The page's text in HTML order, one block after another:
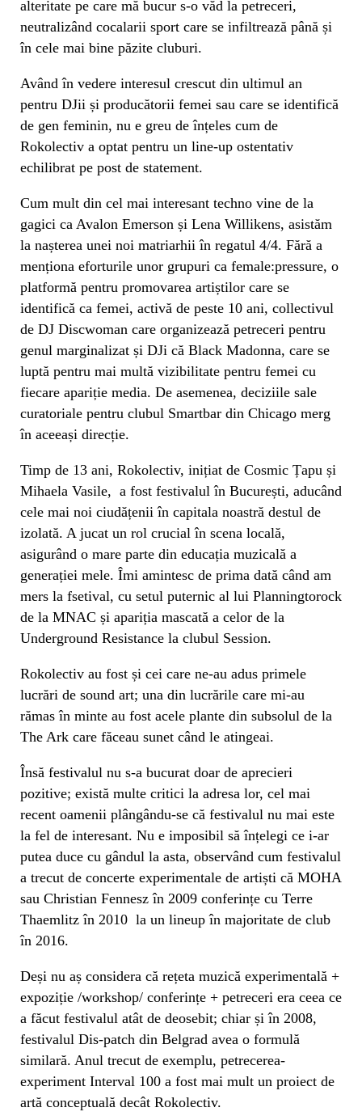
alteritate pe care mă bucur s-o văd la petreceri,
neutralizând cocalarii sport care se infiltrează până și
în cele mai bine păzite cluburi.
Având în vedere interesul crescut din ultimul an
pentru DJii și producătorii femei sau care se identifică
de gen feminin, nu e greu de înțeles cum de
Rokolectiv a optat pentru un line-up ostentativ
echilibrat pe post de statement.
Cum mult din cel mai interesant techno vine de la
gagici ca Avalon Emerson și Lena Willikens, asistăm
la nașterea unei noi matriarhii în regatul 4/4. Fără a
menționa eforturile unor grupuri ca female:pressure, o
platformă pentru promovarea artiștilor care se
identifică ca femei, activă de peste 10 ani, collectivul
de DJ Discwoman care organizează petreceri pentru
genul marginalizat și DJi că Black Madonna, care se
luptă pentru mai multă vizibilitate pentru femei cu
fiecare apariție media. De asemenea, deciziile sale
curatoriale pentru clubul Smartbar din Chicago merg
în aceeași direcție.
Timp de 13 ani, Rokolectiv, inițiat de Cosmic Țapu și
Mihaela Vasile, a fost festivalul în București, aducând
cele mai noi ciudățenii în capitala noastră destul de
izolată. A jucat un rol crucial în scena locală,
asigurând o mare parte din educația muzicală a
generației mele. Îmi amintesc de prima dată când am
mers la fsetival, cu setul puternic al lui Planningtorock
de la MNAC și apariția mascată a celor de la
Underground Resistance la clubul Session.
Rokolectiv au fost și cei care ne-au adus primele
lucrări de sound art; una din lucrările care mi-au
rămas în minte au fost acele plante din subsolul de la
The Ark care făceau sunet când le atingeai.
Însă festivalul nu s-a bucurat doar de aprecieri
pozitive; există multe critici la adresa lor, cel mai
recent oamenii plângându-se că festivalul nu mai este
la fel de interesant. Nu e imposibil să înțelegi ce i-ar
putea duce cu gândul la asta, observând cum festivalul
a trecut de concerte experimentale de artiști că MOHA
sau Christian Fennesz în 2009 conferințe cu Terre
Thaemlitz în 2010 la un lineup în majoritate de club
în 2016.
Deși nu aș considera că rețeta muzică experimentală +
expoziție /workshop/ conferințe + petreceri era ceea ce
a făcut festivalul atât de deosebit; chiar și în 2008,
festivalul Dis-patch din Belgrad avea o formulă
similară. Anul trecut de exemplu, petrecerea-
experiment Interval 100 a fost mai mult un proiect de
artă conceptuală decât Rokolectiv.